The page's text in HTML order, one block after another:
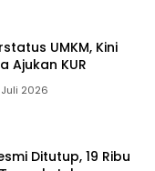
UMKM, Kini
Ajukan KUR
2026
Ditutup, 19 Ribu